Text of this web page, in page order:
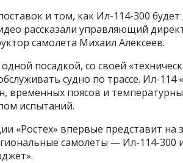
и том, как Ил-114-300 будет
рассказали управляющий
самолета Михаил Алексеев.
посадкой, со своей
судно по трассе. Ил-114
временных поясов и
испытаний.
«Ростех» впервые представит на
самолеты — Ил-114-300